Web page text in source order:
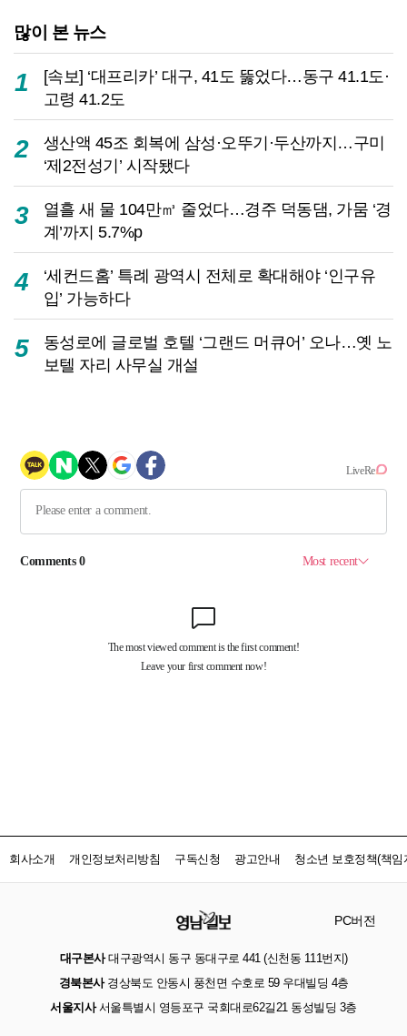
많이 본 뉴스
1
[속보] ‘대프리카’ 대구, 41도 뚫었다…동구 41.1도·
고령 41.2도
2
생산액 45조 회복에 삼성·오뚜기·두산까지…구미
‘제2전성기’ 시작됐다
3
열흘 새 물 104만㎥ 줄었다…경주 덕동댐, 가뭄 ‘경
계’까지 5.7%p
4
‘세컨드홈’ 특례 광역시 전체로 확대해야 ‘인구유
입’ 가능하다
5
동성로에 글로벌 호텔 ‘그랜드 머큐어’ 오나…옛 노
보텔 자리 사무실 개설
회사소개 개인정보처리방침 구독신청 광고안내 청소년 보호정책(책임
PC버전
대구본사대구광역시 동구 동대구로 441 (신천동 111번지)
경북본사경상북도 안동시 풍천면 수호로 59 우대빌딩 4층
서울지사서울특별시 영등포구 국회대로62길21 동성빌딩 3층